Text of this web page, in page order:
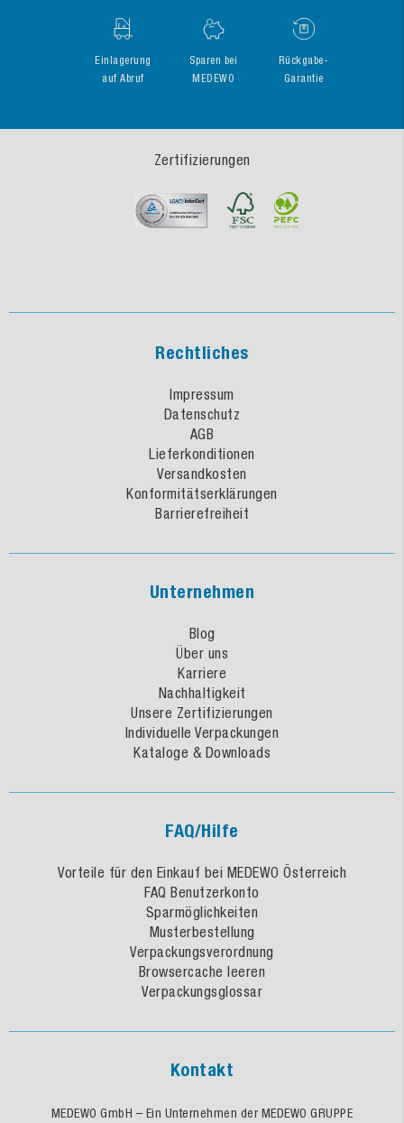
Einlagerung
auf Abruf
Sparen bei
MEDEWO
Rückgabe-
Garantie
Zertifizierungen
Rechtliches
Impressum
Datenschutz
AGB
Lieferkonditionen
Versandkosten
Konformitätserklärungen
Barrierefreiheit
Unternehmen
Blog
Über uns
Karriere
Nachhaltigkeit
Unsere Zertifizierungen
Individuelle Verpackungen
Kataloge & Downloads
FAQ/Hilfe
Vorteile für den Einkauf bei MEDEWO Österreich
FAQ Benutzerkonto
Sparmöglichkeiten
Musterbestellung
Verpackungsverordnung
Browsercache leeren
Verpackungsglossar
Kontakt
MEDEWO GmbH – Ein Unternehmen der MEDEWO GRUPPE